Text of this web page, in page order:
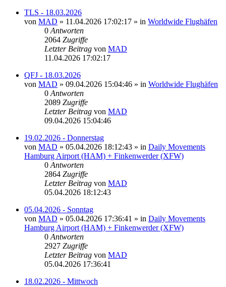
TLS - 18.03.2026
von MAD » 11.04.2026 17:02:17 » in Worldwide Flughäfen
0 Antworten
2064 Zugriffe
Letzter Beitrag von MAD
11.04.2026 17:02:17
QFJ - 18.03.2026
von MAD » 09.04.2026 15:04:46 » in Worldwide Flughäfen
0 Antworten
2089 Zugriffe
Letzter Beitrag von MAD
09.04.2026 15:04:46
19.02.2026 - Donnerstag
von MAD » 05.04.2026 18:12:43 » in Daily Movements
Hamburg Airport (HAM) + Finkenwerder (XFW)
0 Antworten
2864 Zugriffe
Letzter Beitrag von MAD
05.04.2026 18:12:43
05.04.2026 - Sonntag
von MAD » 05.04.2026 17:36:41 » in Daily Movements
Hamburg Airport (HAM) + Finkenwerder (XFW)
0 Antworten
2927 Zugriffe
Letzter Beitrag von MAD
05.04.2026 17:36:41
18.02.2026 - Mittwoch